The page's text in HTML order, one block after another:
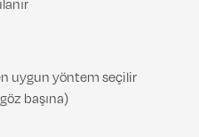
uygun yöntem seçilir
başına)